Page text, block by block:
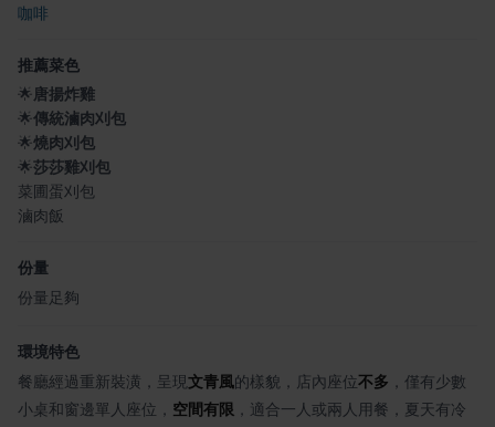
咖啡
推薦菜色
🌟 唐揚炸雞
🌟傳統滷肉刈包
🌟燒肉刈包
🌟莎莎雞刈包
菜圃蛋刈包
滷肉飯
份量
份量足夠
環境特色
餐廳經過重新裝潢，呈現文青風的樣貌，店內座位不多 ，僅有少數
小桌和窗邊單人座位， 空間有限 ，適合一人或兩人用餐，夏天有冷